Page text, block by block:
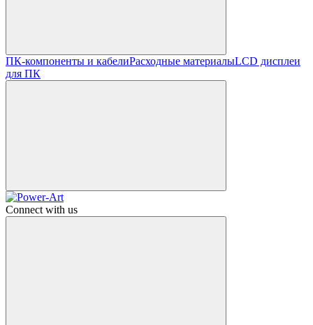
ПК-компоненты и кабелиРасходные материалыLCD дисплеи
для ПК
Connect with us